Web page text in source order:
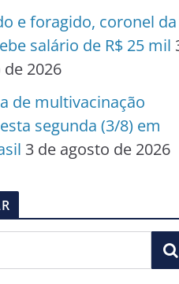
e foragido, coronel da
salário de R$ 25 mil
2026
de multivacinação
segunda (3/8) em
3 de agosto de 2026